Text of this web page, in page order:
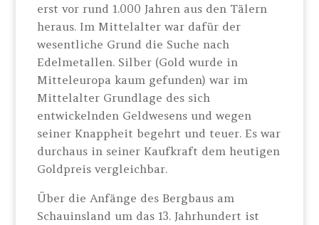
erst vor rund 1.000 Jahren aus den Tälern
heraus. Im Mittelalter war dafür der
wesentliche Grund die Suche nach
Edelmetallen. Silber (Gold wurde in
Mitteleuropa kaum gefunden) war im
Mittelalter Grundlage des sich
entwickelnden Geldwesens und wegen
seiner Knappheit begehrt und teuer. Es war
durchaus in seiner Kaufkraft dem heutigen
Goldpreis vergleichbar.
Über die Anfänge des Bergbaus am
Schauinsland um das 13. Jahrhundert ist